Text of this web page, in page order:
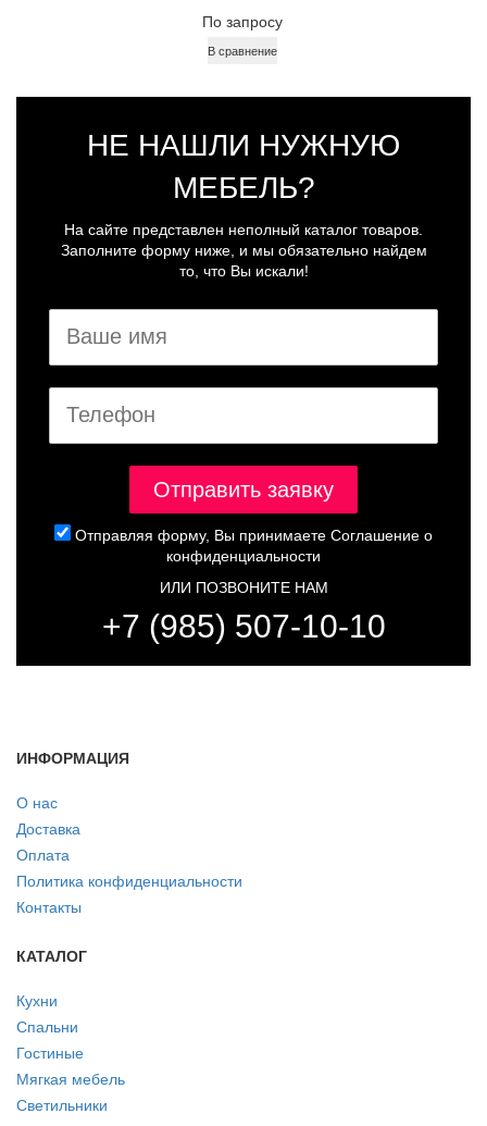
По запросу
В сравнение
НЕ НАШЛИ НУЖНУЮ
МЕБЕЛЬ?
На сайте представлен неполный каталог товаров.
Заполните форму ниже, и мы обязательно найдем
то, что Вы искали!
Отправляя форму, Вы принимаете Соглашение о
конфиденциальности
ИЛИ ПОЗВОНИТЕ НАМ
+7 (985) 507-10-10
ИНФОРМАЦИЯ
О нас
Доставка
Оплата
Политика конфиденциальности
Контакты
КАТАЛОГ
Кухни
Спальни
Гостиные
Мягкая мебель
Светильники